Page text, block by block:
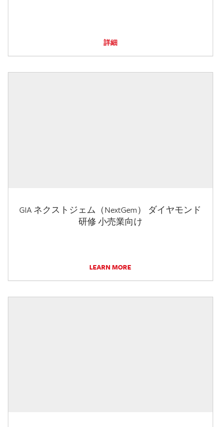
詳細
GIA ネクストジェム（NextGem） ダイヤモンド
研修 小売業向け
LEARN MORE